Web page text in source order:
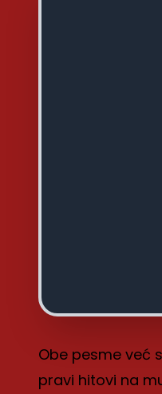
Obe pesme već
pravi hitovi na